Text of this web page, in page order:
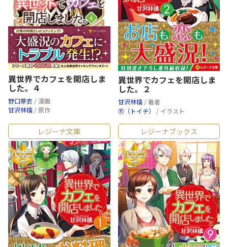
異世界でカフェを開店しま
した。４
野口芽衣 / 漫画
甘沢林檎 / 原作
異世界でカフェを開店しま
した。２
甘沢林檎 / 著者
⑪（トイチ） / イラスト
レジーナ文庫 レジーナブックス